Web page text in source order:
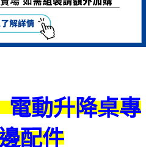
電動升降桌專
配件